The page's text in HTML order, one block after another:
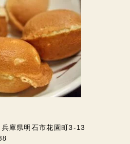
庫県明石市花園町3-13